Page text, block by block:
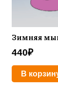
Зимняя
440₽
В